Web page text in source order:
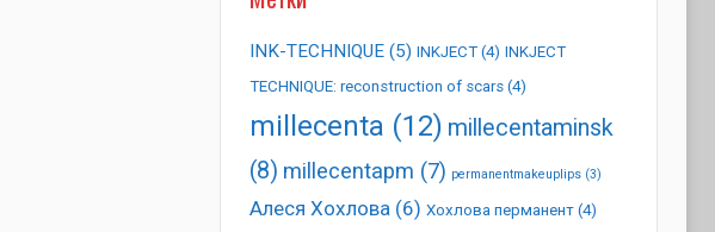
INK-TECHNIQUE(5) INKJECT(4) INKJECT
TECHNIQUE: reconstruction of scars(4)
millecenta (12) millecentaminsk
(8) millecentapm (7) permanentmakeuplips(3)
Алеся Хохлова(6) Хохлова перманент(4)